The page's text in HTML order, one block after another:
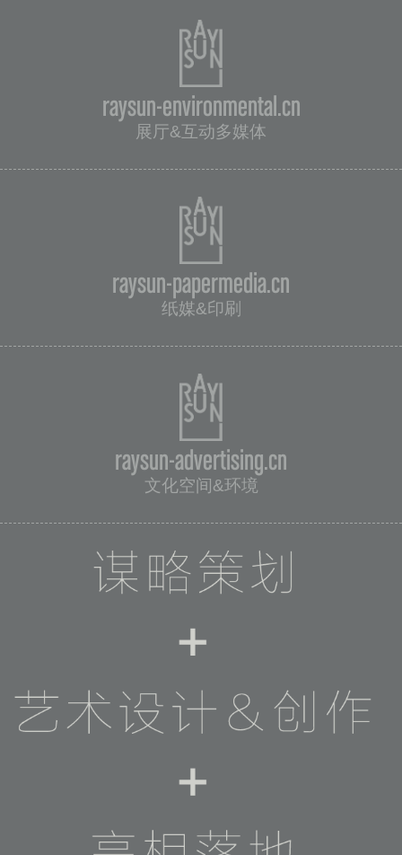
raysun-environmental.cn
展厅&互动多媒体
raysun-papermedia.cn
纸媒&印刷
raysun-advertising.cn
文化空间&环境